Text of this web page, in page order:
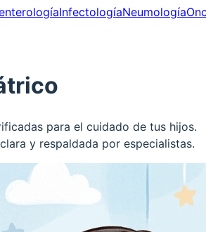
InfectologíaNeumología
para el cuidado de tus hijos.
y respaldada por especialistas.